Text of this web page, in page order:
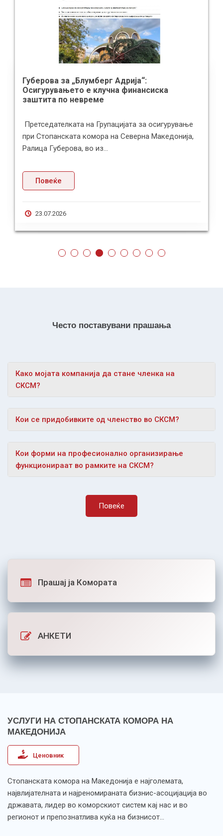
Губерова за „Блумберг Адрија“:
Осигурувањето е клучна финансиска
заштита по невреме
Претседателката на Групацијата за осигурување
при Стопанската комора на Северна Македонија,
Ралица Губерова, во из...
Повеќе
23.07.2026
Често поставувани прашања
Како мојата компанија да стане членка на
СКСМ?
Кои се придобивките од членство во СКСМ?
Кои форми на професионално организирање
функционираат во рамките на СКСМ?
Повеќе
Прашај ја Комората
АНКЕТИ
УСЛУГИ НА СТОПАНСКАТА КОМОРА НА
МАКЕДОНИЈА
Ценовник
Стопанската комора на Македонија е најголемата,
највлијателната и најреномираната бизнис-асоцијација во
државата, лидер во коморскиот систем кај нас и во
регионот и препознатлива куќа на бизнисот…